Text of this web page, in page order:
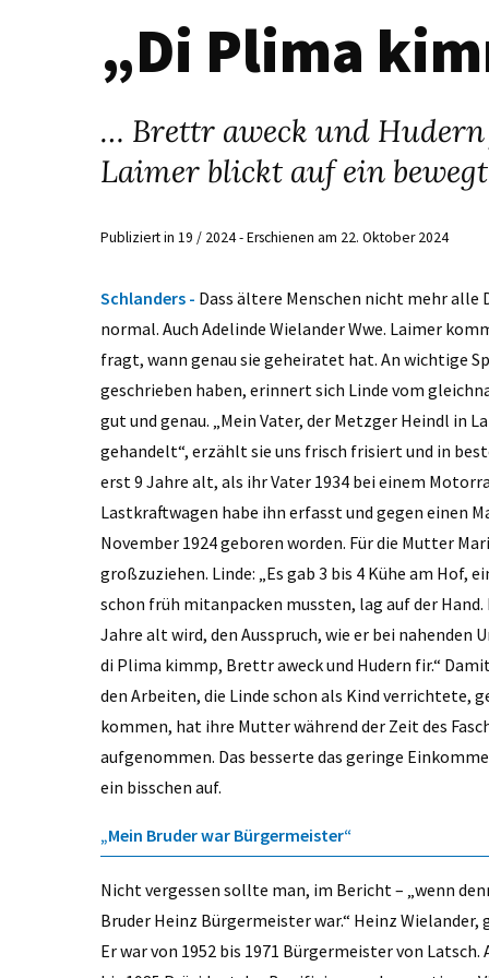
„Di Plima
… Brettr aweck und
Laimer blickt auf ein
Publiziert in 19 / 2024 - Erschienen am 22. Oktober 2024
Schlanders - Dass ältere Menschen nicht mehr
normal. Auch Adelinde Wielander Wwe. Laimer
fragt, wann genau sie geheiratet hat. An wichtige
geschrieben haben, erinnert sich Linde vom
gut und genau. „Mein Vater, der Metzger Heindl in
gehandelt“, erzählt sie uns frisch frisiert und in
erst 9 Jahre alt, als ihr Vater 1934 bei einem
Lastkraftwagen habe ihn erfasst und gegen einen
November 1924 geboren worden. Für die Mutter
großzuziehen. Linde: „Es gab 3 bis 4 Kühe am Hof,
schon früh mitanpacken mussten, lag auf der
Jahre alt wird, den Ausspruch, wie er bei
di Plima kimmp, Brettr aweck und Hudern fir.“
den Arbeiten, die Linde schon als Kind verrichtete,
kommen, hat ihre Mutter während der Zeit des
aufgenommen. Das besserte das geringe
ein bisschen auf.
„Mein Bruder war Bürgermeister“
Nicht vergessen sollte man, im Bericht – „wenn
Bruder Heinz Bürgermeister war.“ Heinz Wielander,
Er war von 1952 bis 1971 Bürgermeister von